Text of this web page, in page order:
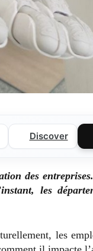
Discover
des
les
les